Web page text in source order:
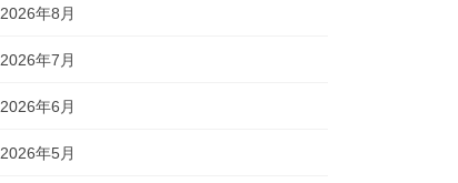
2026年8月
2026年7月
2026年6月
2026年5月